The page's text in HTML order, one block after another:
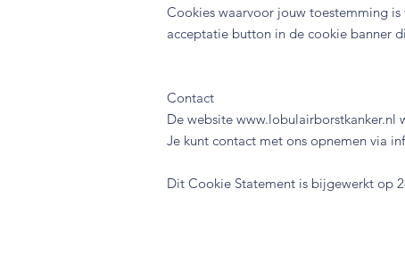
Cookies waarvoor jouw toestemming
acceptatie button in de cookie banner
Contact
De website www.lobulairborstkanker.nl
Je kunt contact met ons opnemen via
Dit Cookie Statement is bijgewerkt op